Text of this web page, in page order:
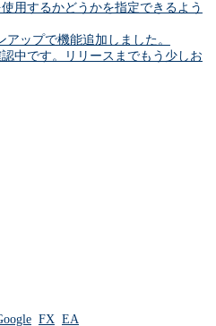
用するかどうかを指定できるよう
ップで機能追加しました。
中です。リリースまでもう少しお
FX EA